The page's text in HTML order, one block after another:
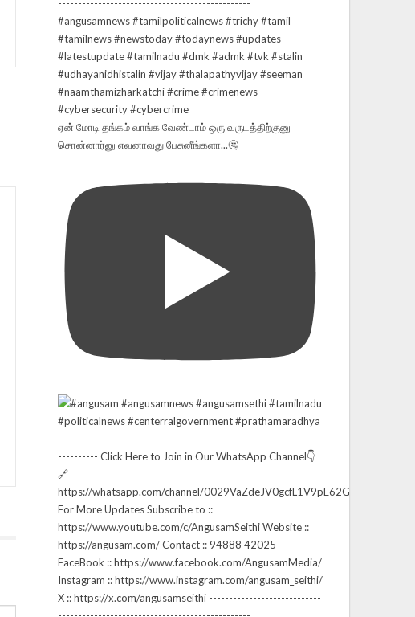
ஏன் மோடி தங்கம் வாங்க வேண்டாம் ஒரு வருடத்திற்குனு
சொன்னார்னு எவனாவது பேசுனீங்களா...🤔